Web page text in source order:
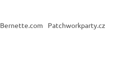
Bernette.com Patchworkparty.cz